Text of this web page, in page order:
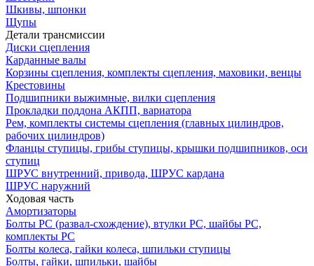
Шкивы, шпонки
Щупы
Детали трансмиссии
Диски сцепления
Карданные валы
Корзины сцепления, комплекты сцепления, маховики, венцы
Крестовины
Подшипники выжимные, вилки сцепления
Прокладки поддона АКПП, вариатора
Рем, комплекты системы сцепления (главных цилиндров,
рабочих цилиндров)
Фланцы ступицы, грибы ступицы, крышки подшипников, оси
ступиц
ШРУС внутренний, привода, ШРУС кардана
ШРУС наружний
Ходовая часть
Амортизаторы
Болты РС (развал-схождение), втулки РС, шайбы РС,
комплекты РС
Болты колеса, гайки колеса, шпильки ступицы
Болты, гайки, шпильки, шайбы